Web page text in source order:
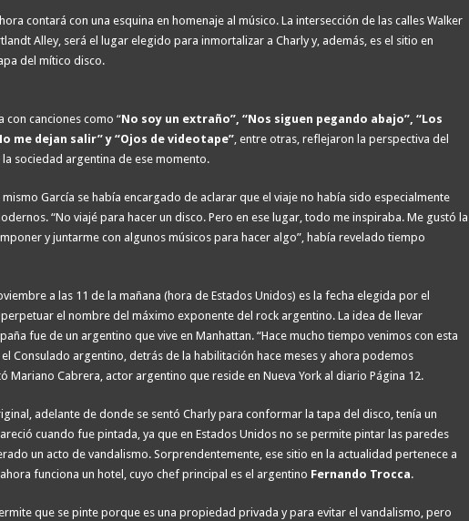
contará con una esquina en homenaje al músico. La intersección de las calles Walker
Alley, será el lugar elegido para inmortalizar a Charly y, además, es el sitio en
del mítico disco.
con canciones como “No soy un extraño”, “Nos siguen pegando abajo”, “Los
me dejan salir” y “Ojos de videotape”, entre otras, reflejaron la perspectiva del
sociedad argentina de ese momento.
mismo García se había encargado de aclarar que el viaje no había sido especialmente
“No viajé para hacer un disco. Pero en ese lugar, todo me inspiraba. Me gustó la
y juntarme con algunos músicos para hacer algo”, había revelado tiempo
a las 11 de la mañana (hora de Estados Unidos) es la fecha elegida por el
el nombre del máximo exponente del rock argentino. La idea de llevar
fue de un argentino que vive en Manhattan. “Hace mucho tiempo venimos con esta
el Consulado argentino, detrás de la habilitación hace meses y ahora podemos
Mariano Cabrera, actor argentino que reside en Nueva York al diario Página 12.
adelante de donde se sentó Charly para conformar la tapa del disco, tenía un
cuando fue pintada, ya que en Estados Unidos no se permite pintar las paredes
un acto de vandalismo. Sorprendentemente, ese sitio en la actualidad pertenece a
funciona un hotel, cuyo chef principal es el argentino Fernando Trocca.
que se pinte porque es una propiedad privada y para evitar el vandalismo, pero